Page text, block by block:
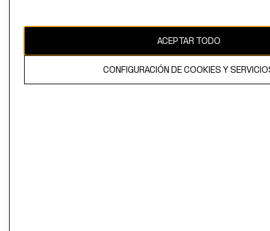
propiedad de H&M Hennes & Mauritz AB
ACEPTAR TODO
CONFIGURACIÓN DE COOKIES Y